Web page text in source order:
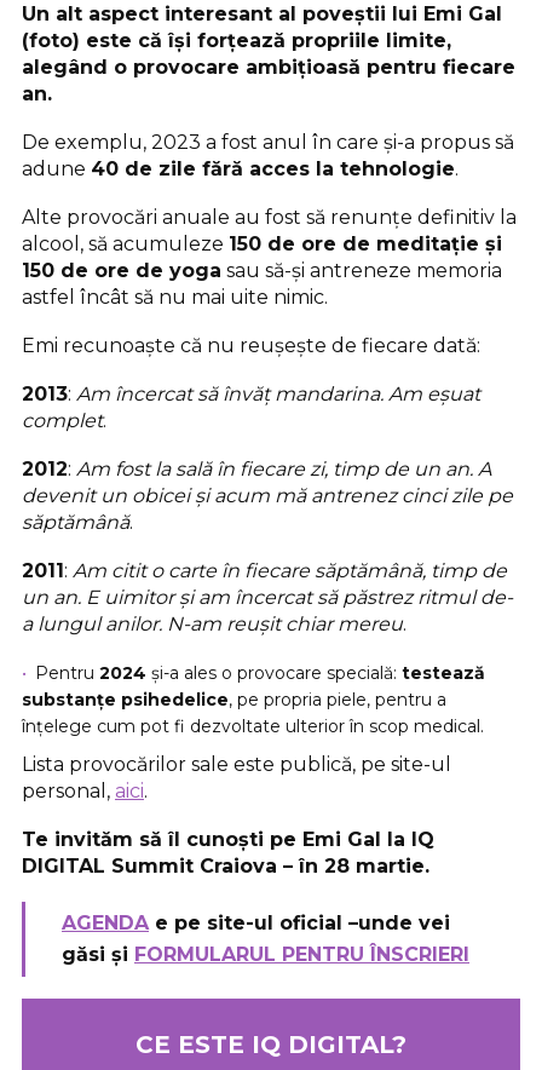
Un alt aspect interesant al poveștii lui Emi Gal
(foto) este că își forțează propriile limite,
alegând o provocare ambițioasă pentru fiecare
an.
De exemplu, 2023 a fost anul în care și-a propus să
adune 40 de zile fără acces la tehnologie.
Alte provocări anuale au fost să renunțe definitiv la
alcool, să acumuleze 150 de ore de meditație și
150 de ore de yoga sau să-și antreneze memoria
astfel încât să nu mai uite nimic.
Emi recunoaște că nu reușește de fiecare dată:
2013: Am încercat să învăț mandarina. Am eșuat
complet.
2012: Am fost la sală în fiecare zi, timp de un an. A
devenit un obicei și acum mă antrenez cinci zile pe
săptămână.
2011: Am citit o carte în fiecare săptămână, timp de
un an. E uimitor și am încercat să păstrez ritmul de-
a lungul anilor. N-am reușit chiar mereu.
Pentru 2024 și-a ales o provocare specială: testează
substanțe psihedelice, pe propria piele, pentru a
înțelege cum pot fi dezvoltate ulterior în scop medical.
Lista provocărilor sale este publică, pe site-ul
personal, aici.
Te invităm să îl cunoști pe Emi Gal la IQ
DIGITAL Summit Craiova – în 28 martie.
AGENDA e pe site-ul oficial –unde vei
găsi și FORMULARUL PENTRU ÎNSCRIERI
CE ESTE IQ DIGITAL?